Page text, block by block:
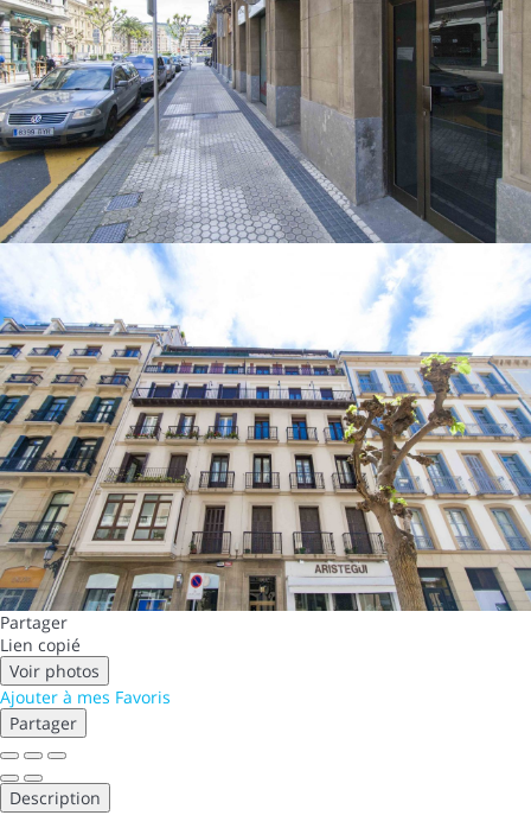
Partager
Lien copié
Voir photos
Ajouter à mes Favoris
Partager
Description